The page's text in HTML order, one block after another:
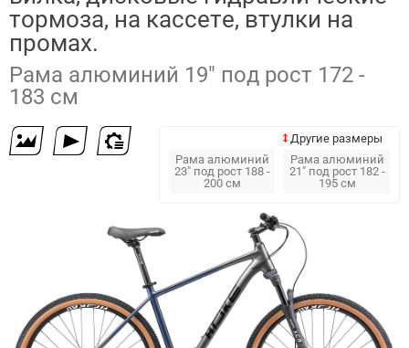
тормоза, на кассете, втулки на
промах.
Рама алюминий 19" под рост 172 -
183 см
Другие размеры
Рама алюминий
21" под рост 182 -
195 см
Рама алюминий
23" под рост 188 -
200 см